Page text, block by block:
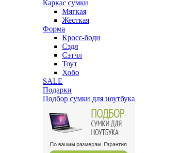
Каркас сумки
Мягкая
Жесткая
Форма
Кросс-боди
Сэдл
Сэтчл
Тоут
Хобо
SALE
Подарки
Подбор сумки для ноутбука